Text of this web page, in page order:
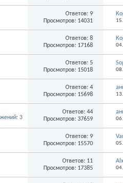
Ответов: 9
Просмотров: 14031
Ответов: 8
Просмотров: 17168
Ответов: 5
Просмотров: 15018
Ответов: 4
Просмотров: 15698
Ответов: 44
Просмотров: 37659
Ответов: 9
Просмотров: 15570
Ответов: 11
Просмотров: 17385